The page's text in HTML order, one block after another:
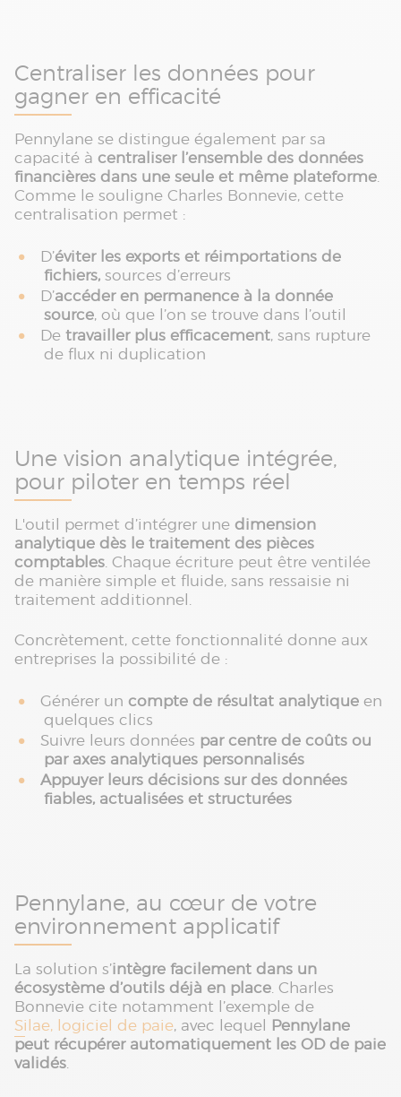
Centraliser les données pour
gagner en efficacité
Pennylane se distingue également par sa
capacité à centraliser l’ensemble des données
financières dans une seule et même plateforme.
Comme le souligne Charles Bonnevie, cette
centralisation permet :
D’éviter les exports et réimportations de
fichiers, sources d’erreurs
D’accéder en permanence à la donnée
source, où que l’on se trouve dans l’outil
De travailler plus efficacement, sans rupture
de flux ni duplication
Une vision analytique intégrée,
pour piloter en temps réel
L'outil permet d’intégrer une dimension
analytique dès le traitement des pièces
comptables. Chaque écriture peut être ventilée
de manière simple et fluide, sans ressaisie ni
traitement additionnel.
Concrètement, cette fonctionnalité donne aux
entreprises la possibilité de :
Générer un compte de résultat analytique en
quelques clics
Suivre leurs données par centre de coûts ou
par axes analytiques personnalisés
Appuyer leurs décisions sur des données
fiables, actualisées et structurées
Pennylane, au cœur de votre
environnement applicatif
La solution s’intègre facilement dans un
écosystème d’outils déjà en place. Charles
Bonnevie cite notamment l’exemple de
Silae, logiciel de paie, avec lequel Pennylane
peut récupérer automatiquement les OD de paie
validés.